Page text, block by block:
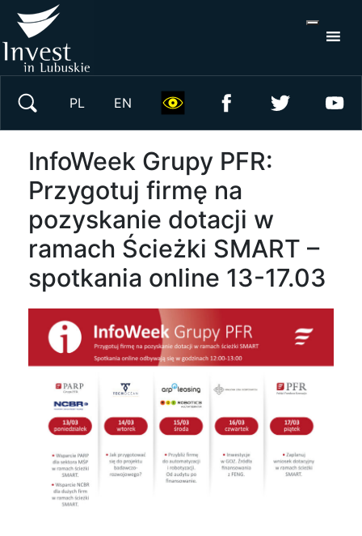
PL EN
InfoWeek Grupy PFR:
Przygotuj firmę na
pozyskanie dotacji w
ramach Ścieżki SMART –
spotkania online 13-17.03
Wyszukaj